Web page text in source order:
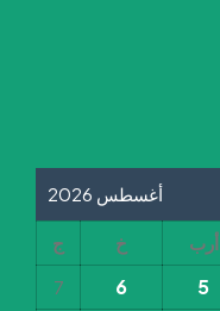
أغسطس 2026
أرب خ
ج
5
6
7